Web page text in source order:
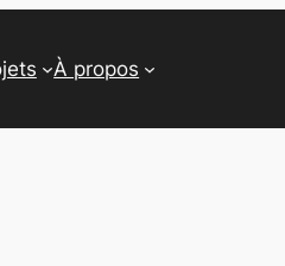
À propos